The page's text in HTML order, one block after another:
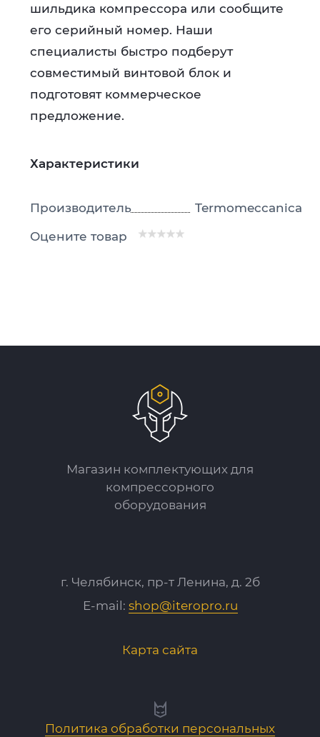
шильдика компрессора или сообщите
его серийный номер. Наши
специалисты быстро подберут
совместимый винтовой блок и
подготовят коммерческое
предложение.
Характеристики
Производитель
Termomeccanica
Оцените товар
Магазин комплектующих для
компрессорного
оборудования
г. Челябинск, пр-т Ленина, д. 2б
E-mail: shop@iteropro.ru
Карта сайта
Политика обработки персональных